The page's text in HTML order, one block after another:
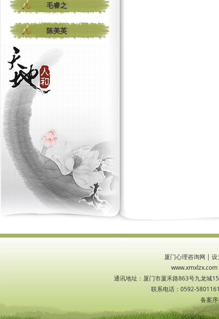
毛睿之
陈美英
厦门心理咨询网 | 设
通讯地址：厦门市厦禾路863号九龙城
联系电话：0592-
备案